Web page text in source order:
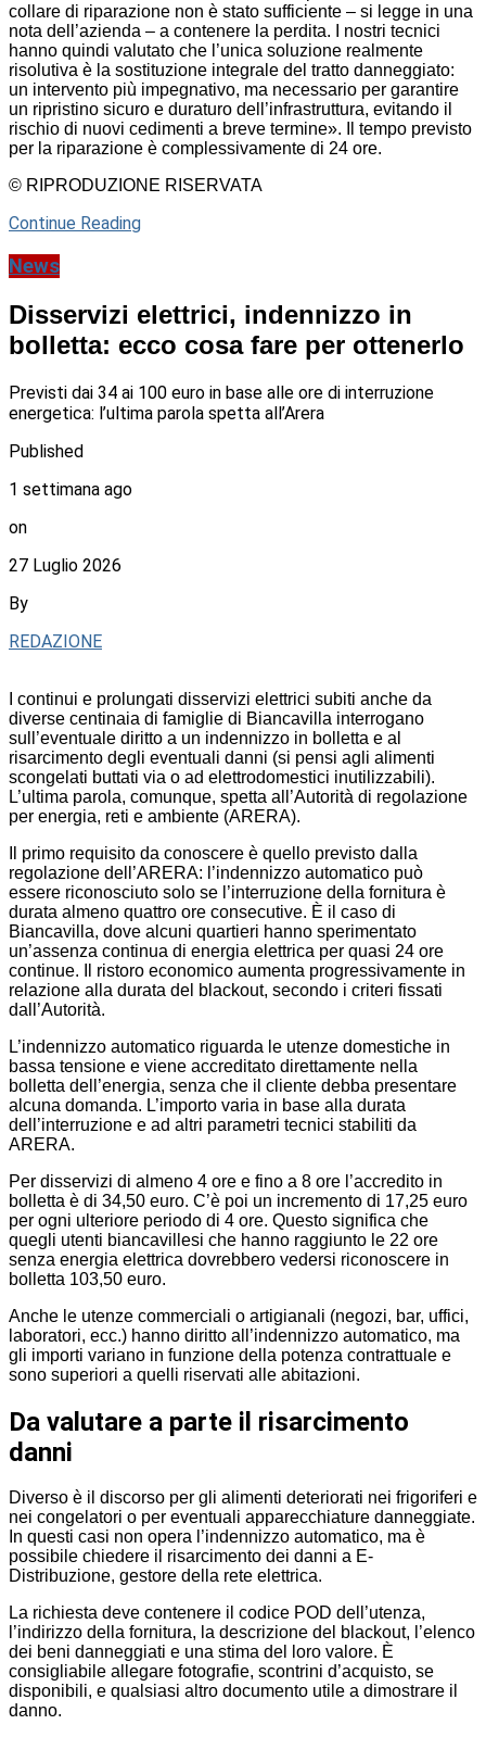
collare di riparazione non è stato sufficiente – si legge in una
nota dell’azienda – a contenere la perdita. I nostri tecnici
hanno quindi valutato che l’unica soluzione realmente
risolutiva è la sostituzione integrale del tratto danneggiato:
un intervento più impegnativo, ma necessario per garantire
un ripristino sicuro e duraturo dell’infrastruttura, evitando il
rischio di nuovi cedimenti a breve termine». Il tempo previsto
per la riparazione è complessivamente di 24 ore.
© RIPRODUZIONE RISERVATA
Continue Reading
News
Disservizi elettrici, indennizzo in
bolletta: ecco cosa fare per ottenerlo
Previsti dai 34 ai 100 euro in base alle ore di interruzione
energetica: l’ultima parola spetta all’Arera
Published
1 settimana ago
on
27 Luglio 2026
By
REDAZIONE
I continui e prolungati disservizi elettrici subiti anche da
diverse centinaia di famiglie di Biancavilla interrogano
sull’eventuale diritto a un indennizzo in bolletta e al
risarcimento degli eventuali danni (si pensi agli alimenti
scongelati buttati via o ad elettrodomestici inutilizzabili).
L’ultima parola, comunque, spetta all’Autorità di regolazione
per energia, reti e ambiente (ARERA).
Il primo requisito da conoscere è quello previsto dalla
regolazione dell’ARERA: l’indennizzo automatico può
essere riconosciuto solo se l’interruzione della fornitura è
durata almeno quattro ore consecutive. È il caso di
Biancavilla, dove alcuni quartieri hanno sperimentato
un’assenza continua di energia elettrica per quasi 24 ore
continue. Il ristoro economico aumenta progressivamente in
relazione alla durata del blackout, secondo i criteri fissati
dall’Autorità.
L’indennizzo automatico riguarda le utenze domestiche in
bassa tensione e viene accreditato direttamente nella
bolletta dell’energia, senza che il cliente debba presentare
alcuna domanda. L’importo varia in base alla durata
dell’interruzione e ad altri parametri tecnici stabiliti da
ARERA.
Per disservizi di almeno 4 ore e fino a 8 ore l’accredito in
bolletta è di 34,50 euro. C’è poi un incremento di 17,25 euro
per ogni ulteriore periodo di 4 ore. Questo significa che
quegli utenti biancavillesi che hanno raggiunto le 22 ore
senza energia elettrica dovrebbero vedersi riconoscere in
bolletta 103,50 euro.
Anche le utenze commerciali o artigianali (negozi, bar, uffici,
laboratori, ecc.) hanno diritto all’indennizzo automatico, ma
gli importi variano in funzione della potenza contrattuale e
sono superiori a quelli riservati alle abitazioni.
Da valutare a parte il risarcimento
danni
Diverso è il discorso per gli alimenti deteriorati nei frigoriferi e
nei congelatori o per eventuali apparecchiature danneggiate.
In questi casi non opera l’indennizzo automatico, ma è
possibile chiedere il risarcimento dei danni a E-
Distribuzione, gestore della rete elettrica.
La richiesta deve contenere il codice POD dell’utenza,
l’indirizzo della fornitura, la descrizione del blackout, l’elenco
dei beni danneggiati e una stima del loro valore. È
consigliabile allegare fotografie, scontrini d’acquisto, se
disponibili, e qualsiasi altro documento utile a dimostrare il
danno.